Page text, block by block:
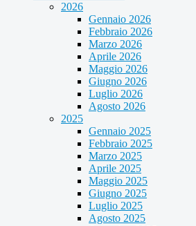
2026
Gennaio 2026
Febbraio 2026
Marzo 2026
Aprile 2026
Maggio 2026
Giugno 2026
Luglio 2026
Agosto 2026
2025
Gennaio 2025
Febbraio 2025
Marzo 2025
Aprile 2025
Maggio 2025
Giugno 2025
Luglio 2025
Agosto 2025